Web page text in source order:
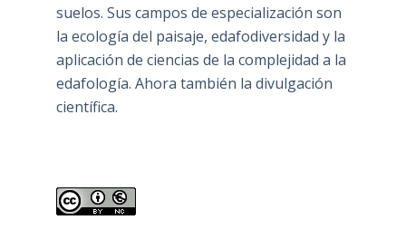
suelos. Sus campos de especialización son
la ecología del paisaje, edafodiversidad y la
aplicación de ciencias de la complejidad a la
edafología. Ahora también la divulgación
científica.